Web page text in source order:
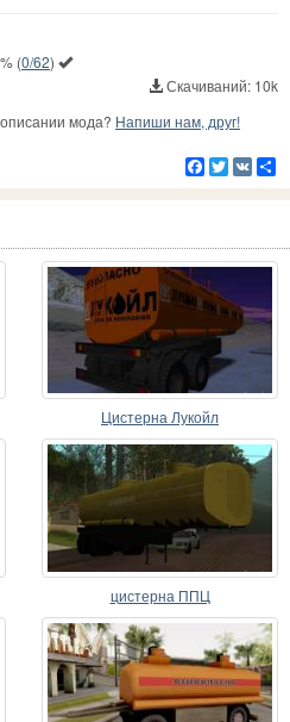
(0/62)
Скачиваний: 10k
мода? Напиши нам, друг!
Facebook
Twitter
VK
Цистерна Лукойл
цистерна ППЦ